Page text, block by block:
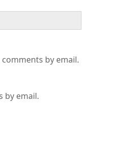
by email.
by email.